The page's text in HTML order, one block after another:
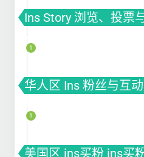
Ins Story 浏览、投票
views
1
华人区 Ins 粉丝与互
1
美国区 ins买粉 ins买